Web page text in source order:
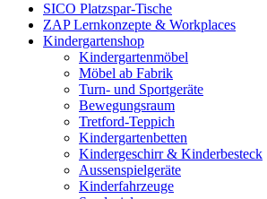
SICO Platzspar-Tische
ZAP Lernkonzepte & Workplaces
Kindergartenshop
Kindergartenmöbel
Möbel ab Fabrik
Turn- und Sportgeräte
Bewegungsraum
Tretford-Teppich
Kindergartenbetten
Kindergeschirr & Kinderbesteck
Aussenspielgeräte
Kinderfahrzeuge